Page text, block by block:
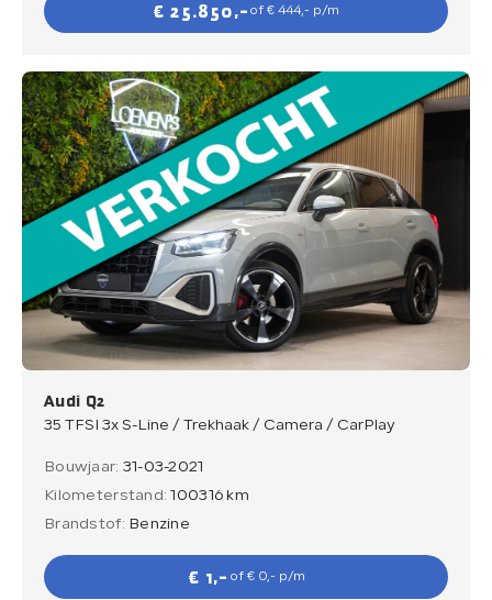
info@loenensautobedrijf.nl
+31 6 23892532
Adres
De Groendijck 43
3466 NJ Waarder
€ 25.850,- of € 444,- p/m
Audi Q2
35 TFSI 3x S-Line / Trekhaak / Camera / CarPlay
Bouwjaar: 31-03-2021
Kilometerstand:100316 km
Brandstof: Benzine
€ 1,- of € 0,- p/m